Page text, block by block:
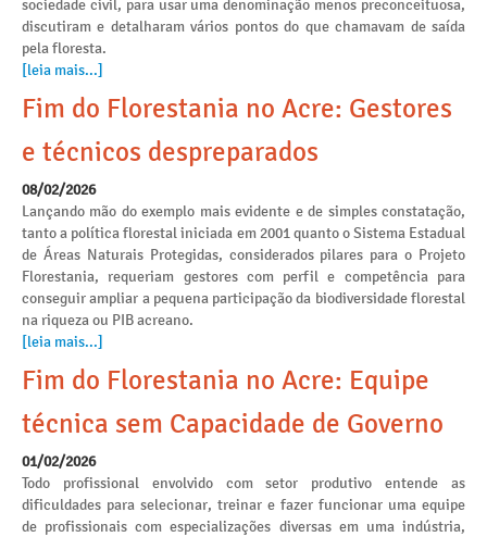
sociedade civil, para usar uma denominação menos preconceituosa,
discutiram e detalharam vários pontos do que chamavam de saída
pela floresta.
[leia mais...]
Fim do Florestania no Acre: Gestores
e técnicos despreparados
08/02/2026
Lançando mão do exemplo mais evidente e de simples constatação,
tanto a política florestal iniciada em 2001 quanto o Sistema Estadual
de Áreas Naturais Protegidas, considerados pilares para o Projeto
Florestania, requeriam gestores com perfil e competência para
conseguir ampliar a pequena participação da biodiversidade florestal
na riqueza ou PIB acreano.
[leia mais...]
Fim do Florestania no Acre: Equipe
técnica sem Capacidade de Governo
01/02/2026
Todo profissional envolvido com setor produtivo entende as
dificuldades para selecionar, treinar e fazer funcionar uma equipe
de profissionais com especializações diversas em uma indústria,